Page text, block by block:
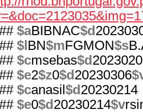
$aBIBNAC$d
$l BN$mFGMON$s
$cmsebas$d
$e2$z0$d 20230306
$canasil $d 20230214
$e0$d 20230214$v